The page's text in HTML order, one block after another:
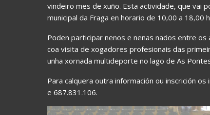
vindeiro mes de xuño. Esta actividade, que vai
municipal da Fraga en horario de 10,00 a
Poden participar nenos e nenas nados entre
coa visita de xogadores profesionais das
unha xornada multideporte no lago de As
Para calquera outra información ou inscrición
e 687.831.106.